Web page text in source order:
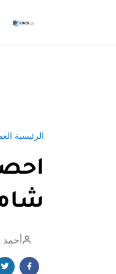
الرئيسية